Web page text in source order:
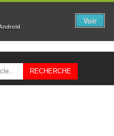
Voir